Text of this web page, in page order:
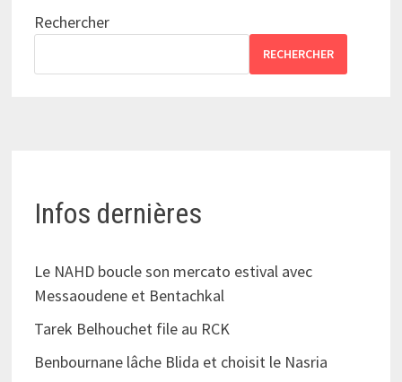
Rechercher
RECHERCHER
Infos dernières
Le NAHD boucle son mercato estival avec
Messaoudene et Bentachkal
Tarek Belhouchet file au RCK
Benbournane lâche Blida et choisit le Nasria